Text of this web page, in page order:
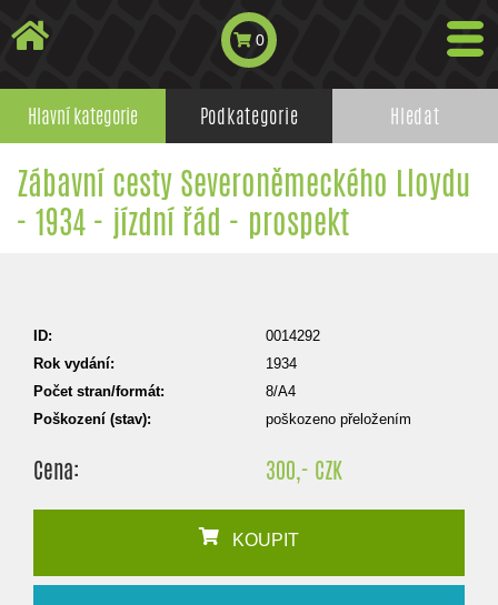
0
Hlavní kategorie Podkategorie Hledat
Zábavní cesty Severoněmeckého Lloydu
- 1934 - jízdní řád - prospekt
ID:
0014292
Rok vydání:
1934
Počet stran/formát:
8/A4
Poškození (stav):
poškozeno přeložením
Cena: 300,- CZK
KOUPIT